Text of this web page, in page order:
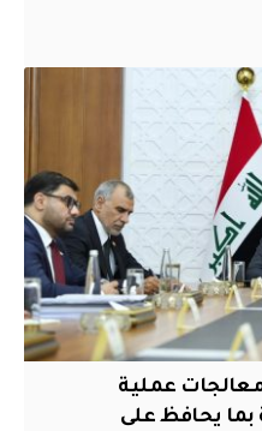
معالجات عملية
بما يحافظ على